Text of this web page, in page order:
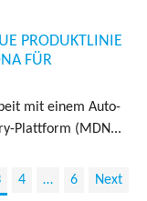
PRODUKTLINIE
FÜR
mit einem Au­to­
Plat­tform (MDN...
4 … 6 Next